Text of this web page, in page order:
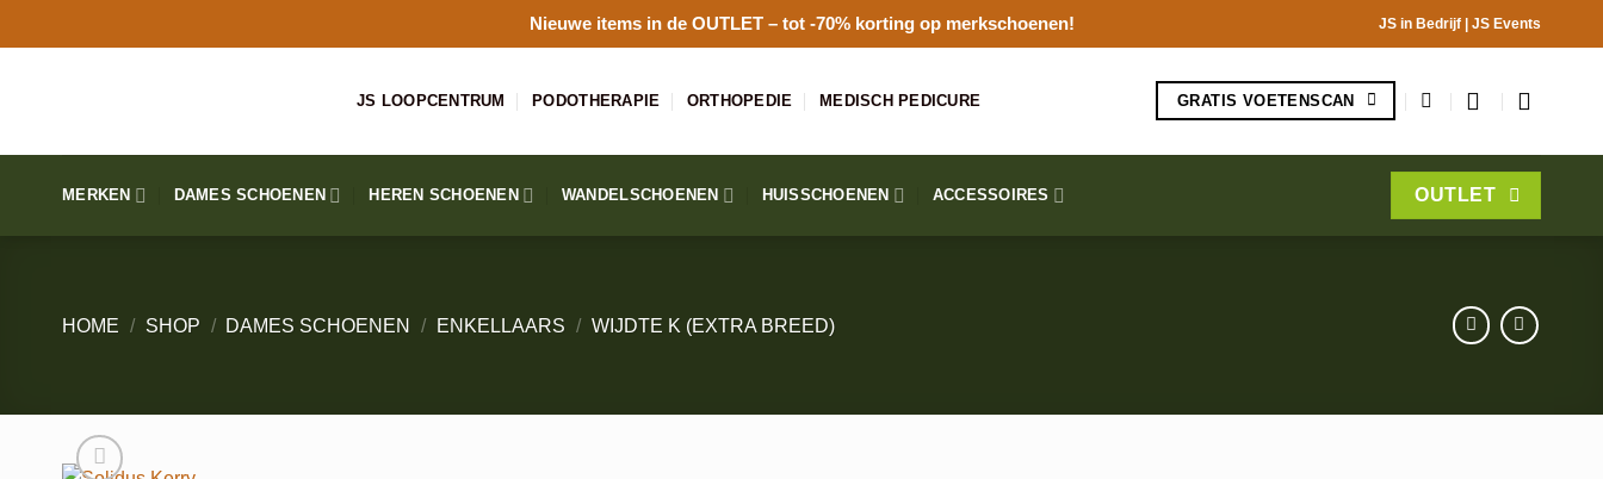
naar
Nieuwe items in de OUTLET– tot -70% korting op merkschoenen! JS in Bedrijf | JS Events
JS LOOPCENTRUM PODOTHERAPIE ORTHOPEDIE MEDISCH PEDICURE GRATIS VOETENSCAN
MERKEN DAMES SCHOENEN HEREN SCHOENEN WANDELSCHOENEN HUISSCHOENEN ACCESSOIRES OUTLET
HOME / SHOP / DAMES SCHOENEN / ENKELLAARS / WIJDTE K (EXTRA BREED)